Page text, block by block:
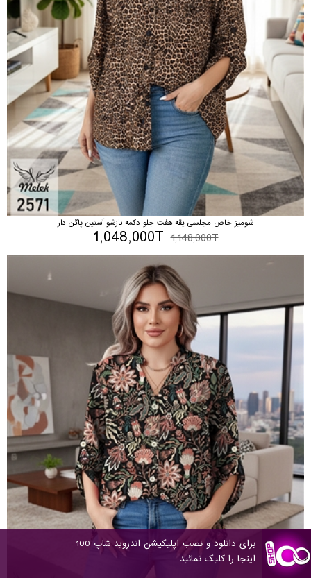
شومیز خاص مجلسی یقه هفت جلو دکمه بازشو آستین پاگن دار
1,148,000T
1,048,000T
برای دانلود و نصب اپلیکیشن اندروید شاپ 100
اینجا را کلیک نمائید